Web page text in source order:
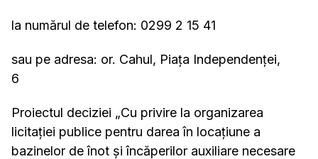
la numărul de telefon: 0299 2 15 41
sau pe adresa: or. Cahul, Piața Independenței,
6
Proiectul deciziei „Cu privire la organizarea
licitaţiei publice pentru darea în locaţiune a
bazinelor de înot şi încăperilor auxiliare necesare